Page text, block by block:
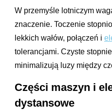
W przemyśle lotniczym
znaczenie. Toczenie
lekkich wałów, połączeń i
tolerancjami. Czyste
minimalizują luzy między
Części maszyn i
dystansowe